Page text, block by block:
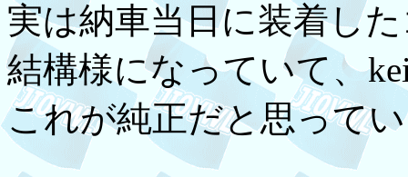
実は納車当日に装着し
結構様になっていて、
これが純正だと思って